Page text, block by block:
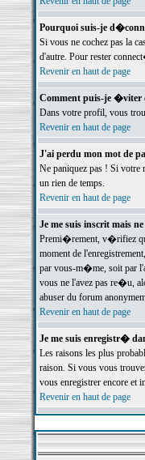
Pourquoi suis-je
Si vous ne cochez pas la
d'autre. Pour rester
Revenir en haut de page
Comment puis-je �viter
Dans votre profil, vous
Revenir en haut de page
J'ai perdu mon mot de
Ne paniquez pas ! Si
un rien de temps.
Revenir en haut de page
Je me suis inscrit mais
Premi�rement, v�rifiez
moment de
par vous-m�me, soit par
vous ne l'avez pas re�u,
abuser du forum
Revenir en haut de page
Je me suis enregistr�
Les raisons les plus
raison. Si vous vous
vous enregistrer encore et
Revenir en haut de page